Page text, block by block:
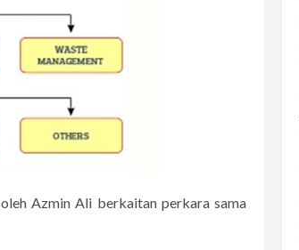
oleh Azmin Ali berkaitan perkara sama